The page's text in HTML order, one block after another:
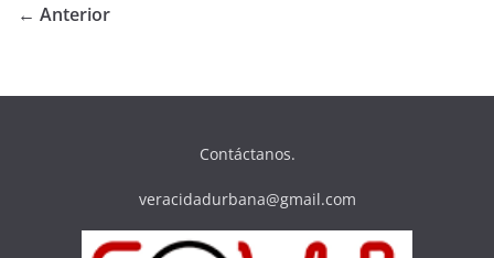
← Anterior
Contáctanos.
veracidadurbana@gmail.com